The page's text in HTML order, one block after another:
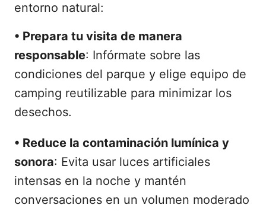
entorno natural:
• Prepara tu visita de manera
responsable: Infórmate sobre las
condiciones del parque y elige equipo de
camping reutilizable para minimizar los
desechos.
• Reduce la contaminación lumínica y
sonora: Evita usar luces artificiales
intensas en la noche y mantén
conversaciones en un volumen moderado